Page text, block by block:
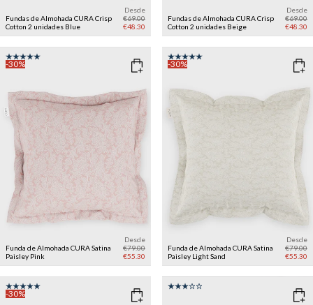
Fundas de Almohada CURA Crisp
Cotton 2 unidades Blue
Desde
€69.00
€48.30
Fundas de Almohada CURA Crisp
Cotton 2 unidades Beige
Desde
€69.00
€48.30
-30%
Funda de Almohada CURA Satina
Paisley Pink
Desde
€79.00
€55.30
-30%
Funda de Almohada CURA Satina
Paisley Light Sand
Desde
€79.00
€55.30
-30%